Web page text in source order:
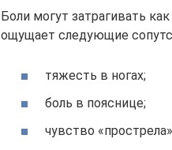
Боли могут затрагивать
ощущает следующие
тяжесть в ногах;
боль в пояснице;
чувство